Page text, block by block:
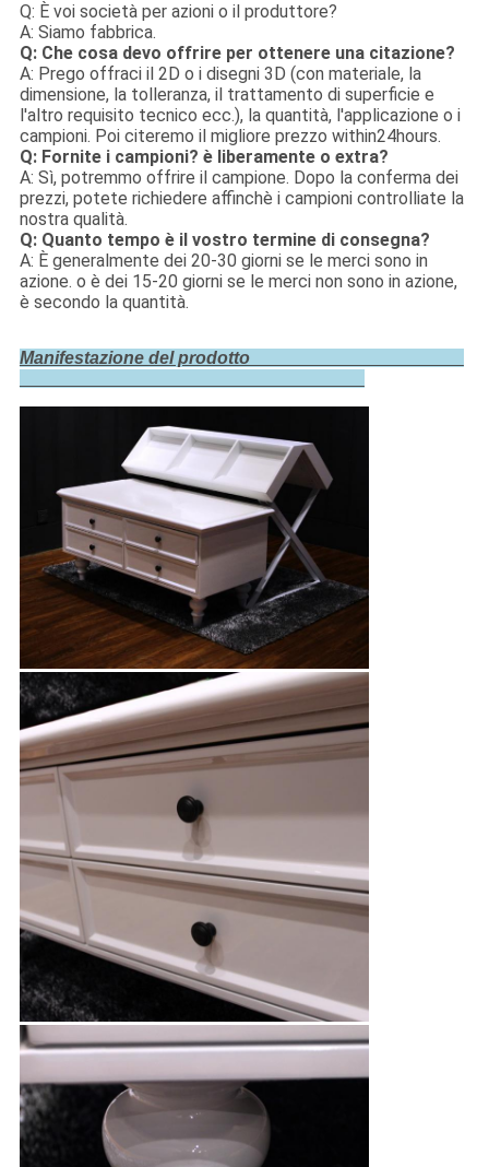
Q: È voi società per azioni o il produttore?
A: Siamo fabbrica.
Q: Che cosa devo offrire per ottenere una citazione?
A: Prego offraci il 2D o i disegni 3D (con materiale, la
dimensione, la tolleranza, il trattamento di superficie e
l'altro requisito tecnico ecc.), la quantità, l'applicazione o i
campioni. Poi citeremo il migliore prezzo within24hours.
Q: Fornite i campioni? è liberamente o extra?
A: Sì, potremmo offrire il campione. Dopo la conferma dei
prezzi, potete richiedere affinchè i campioni controlliate la
nostra qualità.
Q: Quanto tempo è il vostro termine di consegna?
A: È generalmente dei 20-30 giorni se le merci sono in
azione. o è dei 15-20 giorni se le merci non sono in azione,
è secondo la quantità.
Manifestazione del prodotto